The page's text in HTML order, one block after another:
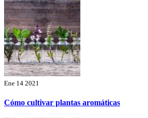
Ene 14 2021
Cómo cultivar plantas aromáticas